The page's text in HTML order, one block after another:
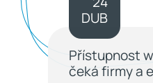
DUB
Přístupnost
čeká firmy a